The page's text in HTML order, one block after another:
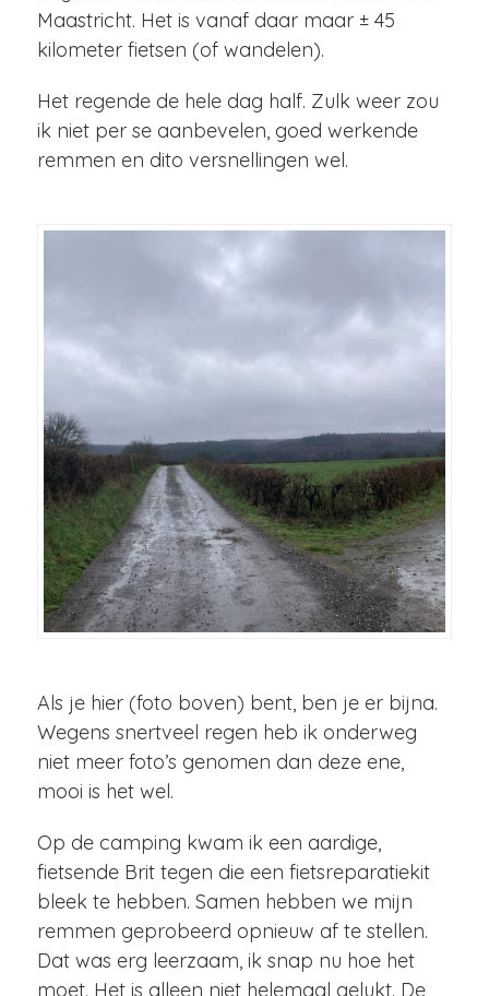
Maastricht. Het is vanaf daar maar ± 45
kilometer fietsen (of wandelen).
Het regende de hele dag half. Zulk weer zou
ik niet per se aanbevelen, goed werkende
remmen en dito versnellingen wel.
Als je hier (foto boven) bent, ben je er bijna.
Wegens snertveel regen heb ik onderweg
niet meer foto’s genomen dan deze ene,
mooi is het wel.
Op de camping kwam ik een aardige,
fietsende Brit tegen die een fietsreparatiekit
bleek te hebben. Samen hebben we mijn
remmen geprobeerd opnieuw af te stellen.
Dat was erg leerzaam, ik snap nu hoe het
moet. Het is alleen niet helemaal gelukt. De